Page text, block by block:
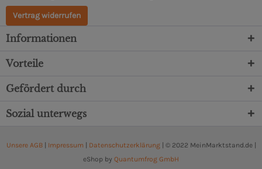
Vertrag widerrufen
Informationen
Vorteile
Gefördert durch
Sozial unterwegs
Unsere AGB| Impressum Datenschutzerklärung| © 2022 MeinMarktstand.de |
eShop by Quantumfrog GmbH